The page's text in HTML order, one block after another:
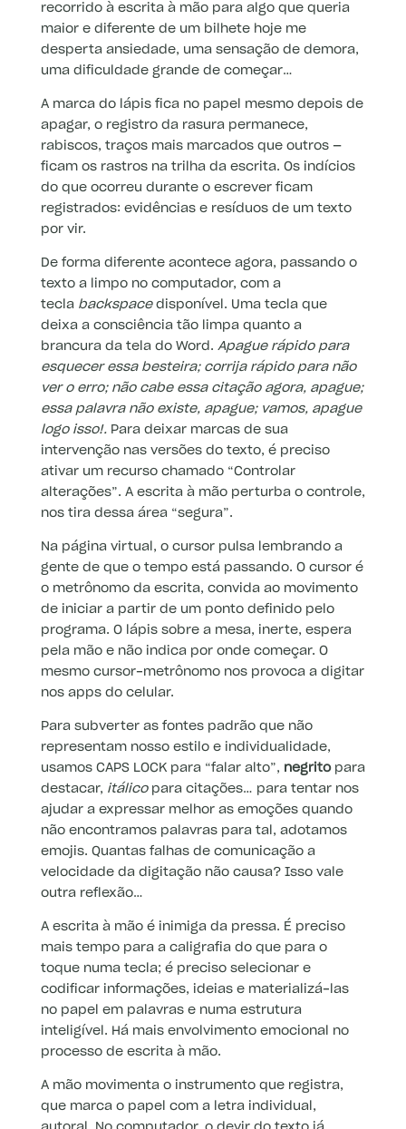
recorrido à escrita à mão para algo que queria
maior e diferente de um bilhete hoje me
desperta ansiedade, uma sensação de demora,
uma dificuldade grande de começar…
A marca do lápis fica no papel mesmo depois de
apagar, o registro da rasura permanece,
rabiscos, traços mais marcados que outros —
ficam os rastros na trilha da escrita. Os indícios
do que ocorreu durante o escrever ficam
registrados: evidências e resíduos de um texto
por vir.
De forma diferente acontece agora, passando o
texto a limpo no computador, com a
tecla backspacedisponível. Uma tecla que
deixa a consciência tão limpa quanto a
brancura da tela do Word. Apague rápido para
esquecer essa besteira; corrija rápido para não
ver o erro; não cabe essa citação agora, apague;
essa palavra não existe, apague; vamos, apague
logo isso!. Para deixar marcas de sua
intervenção nas versões do texto, é preciso
ativar um recurso chamado “Controlar
alterações”. A escrita à mão perturba o controle,
nos tira dessa área “segura”.
Na página virtual, o cursor pulsa lembrando a
gente de que o tempo está passando. O cursor é
o metrônomo da escrita, convida ao movimento
de iniciar a partir de um ponto definido pelo
programa. O lápis sobre a mesa, inerte, espera
pela mão e não indica por onde começar. O
mesmo cursor-metrônomo nos provoca a digitar
nos apps do celular.
Para subverter as fontes padrão que não
representam nosso estilo e individualidade,
usamos CAPS LOCK para “falar alto”, negritopara
destacar, itálicopara citações… para tentar nos
ajudar a expressar melhor as emoções quando
não encontramos palavras para tal, adotamos
emojis. Quantas falhas de comunicação a
velocidade da digitação não causa? Isso vale
outra reflexão…
A escrita à mão é inimiga da pressa. É preciso
mais tempo para a caligrafia do que para o
toque numa tecla; é preciso selecionar e
codificar informações, ideias e materializá-las
no papel em palavras e numa estrutura
inteligível. Há mais envolvimento emocional no
processo de escrita à mão.
A mão movimenta o instrumento que registra,
que marca o papel com a letra individual,